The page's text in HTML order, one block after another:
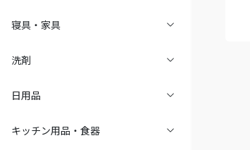
寝具・家具
洗剤
日用品
キッチン用品・食器